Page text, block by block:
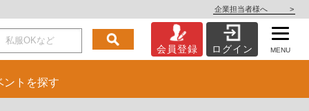
企業担当者様へ >
会員登録 ログイン MENU
ント を探す